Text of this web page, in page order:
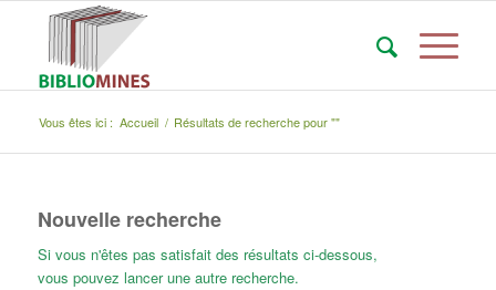
Vous êtes ici : Accueil / Résultats de recherche pour ""
Nouvelle recherche
Si vous n'êtes pas satisfait des résultats ci-dessous,
vous pouvez lancer une autre recherche.